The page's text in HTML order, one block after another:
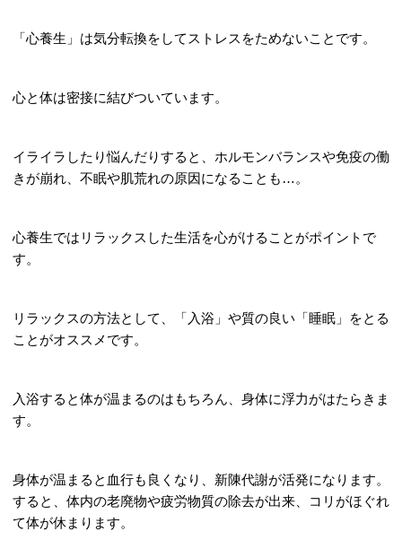
「心養生」は気分転換をしてストレスをためないことです。
心と体は密接に結びついています。
イライラしたり悩んだりすると、ホルモンバランスや免疫の働
きが崩れ、不眠や肌荒れの原因になることも…。
心養生ではリラックスした生活を心がけることがポイントで
す。
リラックスの方法として、「入浴」や質の良い「睡眠」をとる
ことがオススメです。
入浴すると体が温まるのはもちろん、身体に浮力がはたらきま
す。
身体が温まると血行も良くなり、新陳代謝が活発になります。
すると、体内の老廃物や疲労物質の除去が出来、コリがほぐれ
て体が休まります。